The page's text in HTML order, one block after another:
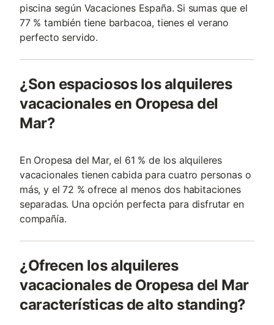
piscina según Vacaciones España. Si sumas que el
77 % también tiene barbacoa, tienes el verano
perfecto servido.
¿Son espaciosos los alquileres
vacacionales en Oropesa del
Mar?
En Oropesa del Mar, el 61 % de los alquileres
vacacionales tienen cabida para cuatro personas o
más, y el 72 % ofrece al menos dos habitaciones
separadas. Una opción perfecta para disfrutar en
compañía.
¿Ofrecen los alquileres
vacacionales de Oropesa del Mar
características de alto standing?